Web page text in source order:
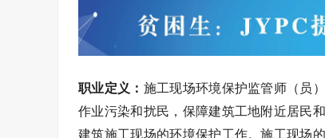
职业定义： 施工现场环境保护监管师（员
作业污染和扰民，保障建筑工地附近居民
建筑施工现场的环境保护工作。施工现场